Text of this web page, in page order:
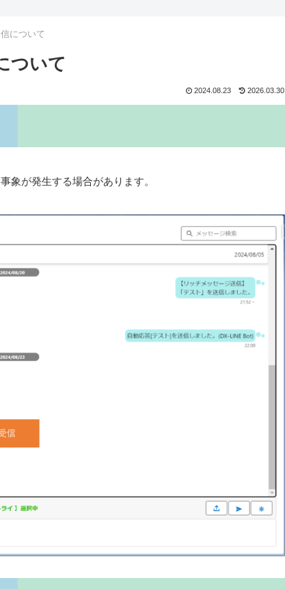
について
ついて
2024.08.23 2026.03.30
象が発生する場合があります。